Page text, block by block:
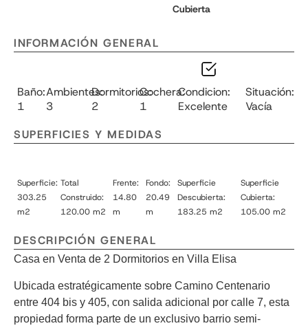
Cubierta
INFORMACIÓN GENERAL
Baño:
1
Ambientes:
3
Dormitorios:
2
Cochera:
1
Condicion:
Excelente
Situación:
Vacía
SUPERFICIES Y MEDIDAS
Superficie:
303.25
m2
Total
Construido:
120.00 m2
Frente:
14.80
m
Fondo:
20.49
m
Superficie
Descubierta:
183.25 m2
Superficie
Cubierta:
105.00 m2
DESCRIPCIÓN GENERAL
Casa en Venta de 2 Dormitorios en Villa Elisa
Ubicada estratégicamente sobre Camino Centenario
entre 404 bis y 405, con salida adicional por calle 7, esta
propiedad forma parte de un exclusivo barrio semi-